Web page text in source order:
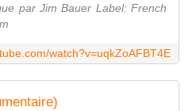
par Jim Bauer Label: French
watch?v=uqkZoAFBT4E